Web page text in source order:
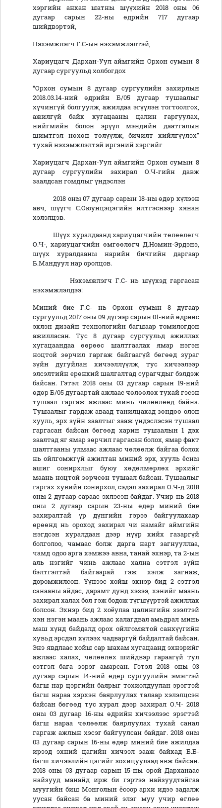
хэргийн анхан шатны шүүхийн 2018 оны 06
дугаар сарын 22-ны өдрийн 717 дугаар
шийдвэртэй,
Нэхэмжлэгч Г.С-ын нэхэмжлэлтэй,
Хариуцагч Дархан-Уул аймгийн Орхон сумын 8
дугаар сургуульд холбогдох
“Орхон сумын 8 дугаар сургуулийн захирлын
2018.03.14-ний өдрийн Б/05 дугаар тушаалыг
хүчингүй болгуулж, ажилдаа эгүүлэн тогтоолгох,
ажилгүй байх хугацааны цалин гаргуулах,
нийгмийн болон эрүүл мэндийн даатгалын
шимтгэл нөхөн төлүүлж, бичилт хийлгүүлэх”
тухай нэхэмжлэлтэй иргэний хэргийг
Хариуцагч Дархан-Уул аймгийн Орхон сумын 8
дугаар сургуулийн захирал О.Ч-гийн давж
заалдсан гомдлыг үндэслэн
2018 оны 07 дугаар сарын 18-ны өдөр хүлээн
авч, шүүгч С.Оюунцэцэгийн илтгэснээр хянан
хэлэлцэв.
Шүүх хуралдаанд хариуцагчийн төлөөлөгч
О.Ч-, хариуцагчийн өмгөөлөгч Д.Номин-Эрдэнэ,
шүүх хуралдааны нарийн бичгийн даргаар
Б.Мандуул нар оролцов.
Нэхэмжлэгч Г.С- нь шүүхэд гаргасан
нэхэмжлэлдээ:
Миний бие Г.С- нь Орхон сумын 8 дугаар
сургуульд 2017 оны 09 дүгээр сарын 01-ний өдрөөс
эхлэн дизайн технологийн багшаар томилогдон
ажилласан. Тус 8 дугаар сургуульд ажиллах
хугацаандаа өөрөөс шалтгаалах ямар нэгэн
ноцтой зөрчил гаргаж байгаагүй бөгөөд зураг
зүйн дугуйлан хичээллүүлж, тус хичээлээр
элсэлтийн ерөнхий шалгалтад сурагчдыг бэлдэж
байсан. Гэтэл 2018 оны 03 дугаар сарын 19-ний
өдөр Б/05 дугаартай ажлаас чөлөөлөх тухай гэсэн
тушаал гаргаж ажлаас минь чөлөөлөөд байна.
Тушаалыг гардаж аваад танилцахад зөндөө олон
хууль, эрх зүйн заалтыг зааж үндэслэсэн тушаал
гаргасан байсан бөгөөд харин тушаалын 1 дэх
заалтад яг ямар зөрчил гаргасан болох, ямар факт
шалтгааны улмаас ажлаас чөлөөлж байгаа болох
нь ойлгомжгүй ажилтан миний эрх, хууль ёсны
ашиг сонирхлыг буюу хөдөлмөрлөх эрхийг
маань ноцтой зөрчсөн тушаал байсан. Тушаалыг
гаргах хувийн сонирхол, сэдэл захирал О.Ч-д 2018
оны 2 дугаар сараас эхлэсэн байдаг. Учир нь 2018
оны 2 дугаар сарын 23-ны өдөр миний бие
захиралтай үр дүнгийн гэрээ байгуулахаар
өрөөнд нь ороход захирал чи намайг аймгийн
нэгдсэн хуралдаан дээр нүүр хийх газаргүй
болголоо, чамаас болж дарга нарт загнууллаа,
чамд одоо арга хэмжээ авна, танай эхнэр, та 2-ын
аль нэгийг чинь ажлаас хална сэтгэл зүйн
бэлтгэлтэй байгаарай гэж хэлж загнаж,
доромжилсон. Үүнээс хойш эхнэр бид 2 сэтгэл
санааны айдас, дарамт дунд хэзээ, хэнийг маань
захирал халах бол гэж бодож түгшүүртэй ажиллах
болсон. Эхнэр бид 2 хоёулаа цалингийн зээлтэй
хэн нэгэн маань ажлаас халагдвал амьдрал минь
маш хүнд байдалд орох ойлгомжтой санхүүгийн
хувьд эрсдэл хүлээх чадваргүй байдалтай байсан.
Энэ явдлаас хойш сар шахам хугацаанд эхнэрийг
ажлаас халах, чөлөөлөх шийдвэр гараагүй тул
сэтгэл бага зэрэг амарсан. Гэтэл 2018 оны 03
дугаар сарын 14-ний өдөр сургуулийн эмэгтэй
багш нар цэргийн баярыг тохиолдуулан эрэгтэй
багш нараа хэрхэн баярлуулах талаар хэлэлцсэн
байсан бөгөөд тус хурал дээр захирал О.Ч- 2018
оны 03 дугаар 16-ны өдрийн хичээлээс эрэгтэй
багш нараа чөлөөлж баярлуулах тухай санал
гаргаж ажлын хэсэг байгуулсан байдаг. 2018 оны
03 дугаар сарын 16-ны өдөр миний бие ажилдаа
ирээд эхний цагийн хичээл зааж байхад Б.Б-
багш хичээлийн цагийг зохицуулаад явж байсан.
2018 оны 03 дугаар сарын 15-ны орой Дарханаас
найзууд манайд ирж би гэртээ найзуудтайгаа
муугийн биш Монголын ёсоор архи идээ задалж
уусан байсан ба миний элэг муу учир өглөө